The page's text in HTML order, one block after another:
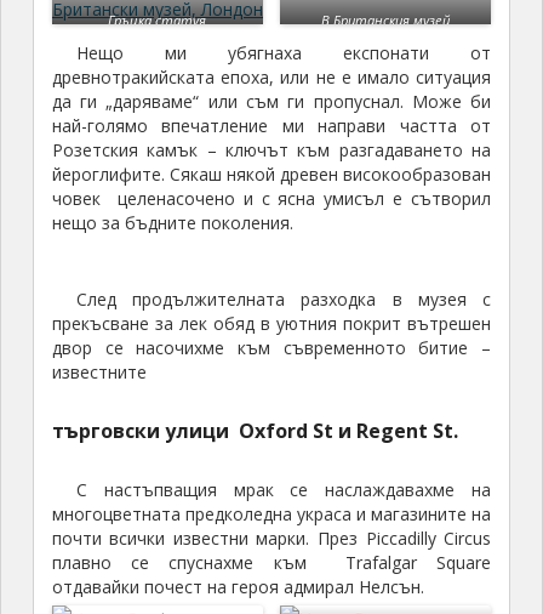
Гръцка статуя В Британския музей
Нещо ми убягнаха експонати от
древнотракийската епоха, или не е имало ситуация
да ги „даряваме“ или съм ги пропуснал. Може би
най-голямо впечатление ми направи частта от
Розетския камък – ключът към разгадаването на
йероглифите. Сякаш някой древен високообразован
човек целенасочено и с ясна умисъл е сътворил
нещо за бъдните поколения.
След продължителната разходка в музея с
прекъсване за лек обяд в уютния покрит вътрешен
двор се насочихме към съвременното битие –
известните
търговски улици Oxford St и Regent St.
С настъпващия мрак се наслаждавахме на
многоцветната предколедна украса и магазините на
почти всички известни марки. През Piccadilly Circus
плавно се спуснахме към Trafalgar Square
отдавайки почест на героя адмирал Нелсън.